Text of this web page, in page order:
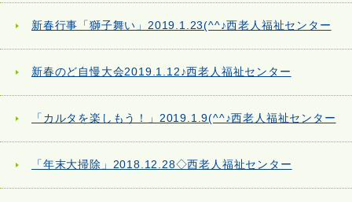
新春行事「獅子舞い」2019.1.23(^^♪西老人福祉センター
新春のど自慢大会2019.1.12♪西老人福祉センター
「カルタを楽しもう！」2019.1.9(^^♪西老人福祉センター
「年末大掃除」2018.12.28◇西老人福祉センター